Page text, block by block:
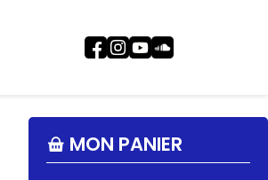
MON PANIER